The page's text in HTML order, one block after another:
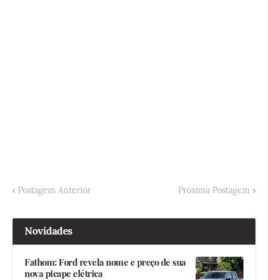
Postagem Anterior Próxima Postagem
Novidades
Fathom: Ford revela nome e preço de sua
nova picape elétrica